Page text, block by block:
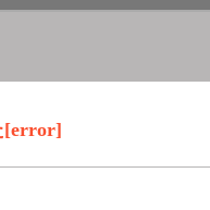
[error]